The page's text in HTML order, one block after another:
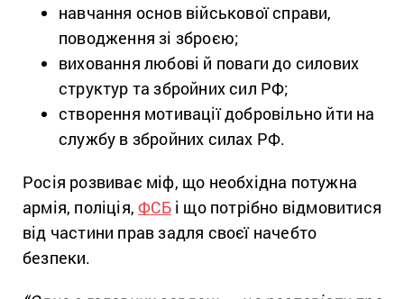
навчання основ військової справи,
поводження зі зброєю;
виховання любові й поваги до силових
структур та збройних сил РФ;
створення мотивації добровільно йти на
службу в збройних силах РФ.
Росія розвиває міф, що необхідна потужна
армія, поліція,ФСБі що потрібно відмовитися
від частини прав задля своєї начебто
безпеки.